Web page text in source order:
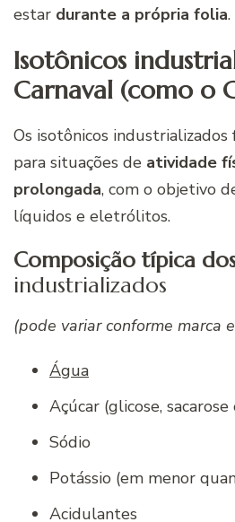
estar durante a própria folia.
Isotônicos
Carnaval (como o
Os isotônicos
para situações de atividade
prolongada, com o objetivo
líquidos e eletrólitos.
Composição típica
industrializados
(pode variar conforme marca
Água
Açúcar (glicose,
Sódio
Potássio (em menor
Acidulantes